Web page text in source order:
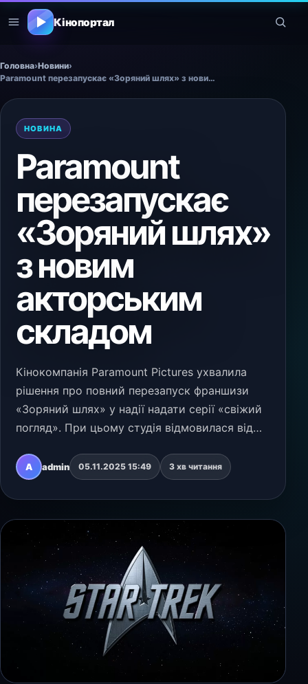
Кінопортал
Головна›Новини›
Paramount перезапускає «Зоряний шлях» з новим акторським складом
НОВИНА
Paramount
перезапускає
«Зоряний шлях»
з новим
акторським
складом
Кінокомпанія Paramount Pictures ухвалила
рішення про повний перезапуск франшизи
«Зоряний шлях» у надії надати серії «свіжий
погляд». При цьому студія відмовилася від
інший акторський ансамбль з ремейку Джей
Джей Абр…
A admin 05.11.2025 15:49 3 хв читання